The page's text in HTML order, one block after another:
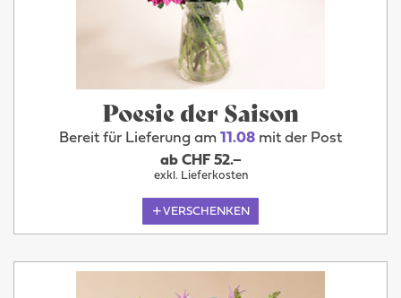
Poesie der Saison
Bereit für Lieferung am 11.08 mit der Post
ab CHF 52.–
exkl. Lieferkosten
VERSCHENKEN